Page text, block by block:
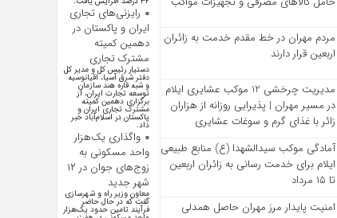
مردم مهران در خط مقدم خدمت به زائران
اربعین قرار دارند
مدیریت چرخشی 12 موکب‌ عشایری ایلام
در مسیر مهران | پذیرایی روزانه از هزاران
زائر با غذای گرم و سوغات عشایری
آمادگی موکب سیدالشهدا (ع) منابع طبیعی
ایلام برای خدمت‌ رسانی به زائران اربعین
تا ۱۵ مرداد
امنیت پایدار مرز مهران حاصل همدلی
رایزنی‌های تجاری
ایران و پاکستان در
دهمین کمیته
مشترک تجاری
دستیار رئیس کل و مدیر کل
دفتر شرق آسیا، اقیانوسیه
و شبه قاره هند سازمان
توسعه تجارت ایران، از
برگزاری دهمین کمیته
مشترک تجاری ایران و
پاکستان در اسلام‌آباد خبر
داد.
واگذاری یک‌هزار
واحد مسکونی به
زوج‌های جوان در ۱۲
شهر جدید
معاون وزیر راه و شهرسازی
گفت که در حال حاضر
فرآیند تامین حدود یک‌هزار